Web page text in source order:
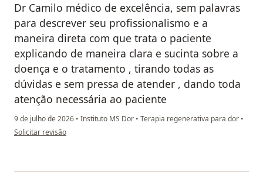
Dr Camilo médico de excelência, sem palavras
para descrever seu profissionalismo e a
maneira direta com que trata o paciente
explicando de maneira clara e sucinta sobre a
doença e o tratamento , tirando todas as
dúvidas e sem pressa de atender , dando toda
atenção necessária ao paciente
9 de julho de 2026 • Instituto MS Dor • Terapia regenerativa para dor •
na opinião do utilizador Josiane Santiago
Solicitar revisão